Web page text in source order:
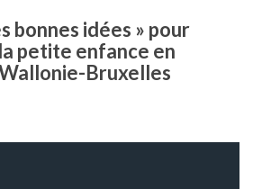
bonnes idées » pour
petite enfance en
Bruxelles